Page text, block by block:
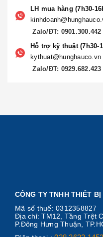
LH mua hàng (7h30-
Zalo/ĐT: 0901.300.442
Hỗ trợ kỹ thuật (7h30-
kythuat@hunghauco.vn
Zalo/ĐT: 0929.682.423
CÔNG TY TNHH THIẾT
Mã số thuế: 0312358827
Địa chỉ: TM12, Tầng Trệt
P.Đông Hưng Thuận,